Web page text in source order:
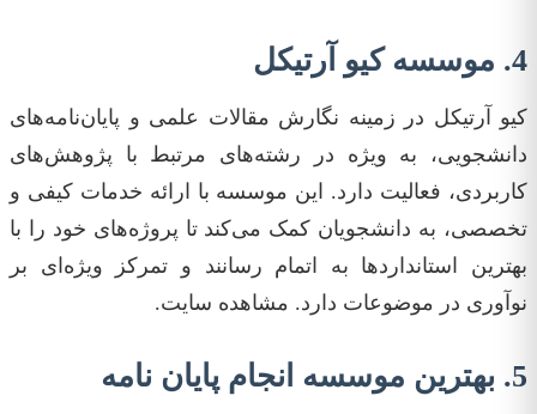
4. موسسه کیو آرتیکل
کیو آرتیکل در زمینه نگارش مقالات علمی و پایان‌نامه‌های
دانشجویی، به ویژه در رشته‌های مرتبط با پژوهش‌های
کاربردی، فعالیت دارد. این موسسه با ارائه خدمات کیفی و
تخصصی، به دانشجویان کمک می‌کند تا پروژه‌های خود را با
بهترین استانداردها به اتمام رسانند و تمرکز ویژه‌ای بر
نوآوری در موضوعات دارد. مشاهده سایت.
5. بهترین موسسه انجام پایان نامه